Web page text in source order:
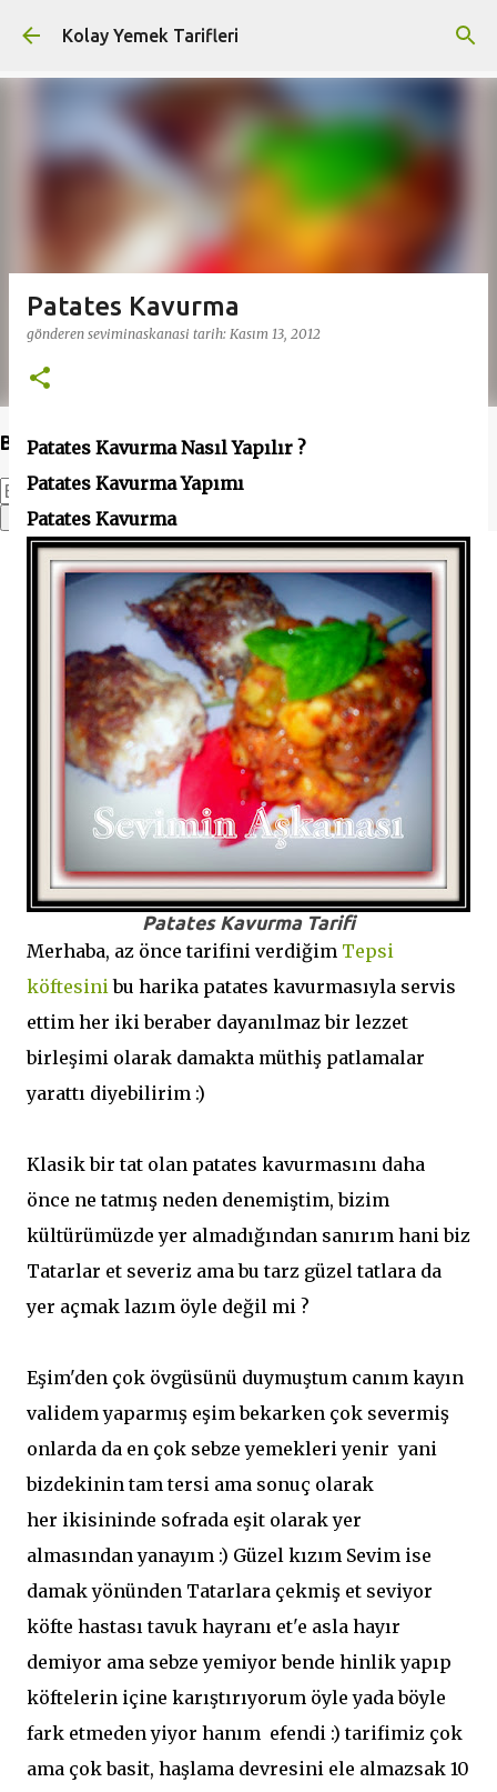
Ana içeriğe atla
Kolay Yemek Tarifleri
Bu Blogda Ara
Patates Kavurma
gönderen seviminaskanasi tarih: Kasım 13, 2012
Patates Kavurma Nasıl Yapılır ?
Patates Kavurma Yapımı
Patates Kavurma
Patates Kavurma Tarifi
Merhaba, az önce tarifini verdiğim Tepsi
köftesinibu harika patates kavurmasıyla servis
ettim her iki beraber dayanılmaz bir lezzet
birleşimi olarak damakta müthiş patlamalar
yarattı diyebilirim :)
Klasik bir tat olan patates kavurmasını daha
önce ne tatmış neden denemiştim, bizim
kültürümüzde yer almadığından sanırım hani biz
Tatarlar et severiz ama bu tarz güzel tatlara da
yer açmak lazım öyle değil mi ?
Eşim'den çok övgüsünü duymuştum canım kayın
validem yaparmış eşim bekarken çok severmiş
onlarda da en çok sebze yemekleri yenir yani
bizdekinin tam tersi ama sonuç olarak
her ikisininde sofrada eşit olarak yer
almasından yanayım :) Güzel kızım Sevim ise
damak yönünden Tatarlara çekmiş et seviyor
köfte hastası tavuk hayranı et'e asla hayır
demiyor ama sebze yemiyor bende hinlik yapıp
köftelerin içine karıştırıyorum öyle yada böyle
fark etmeden yiyor hanım efendi :) tarifimiz çok
ama çok basit, haşlama devresini ele almazsak 10